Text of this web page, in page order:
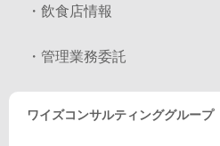
・飲食店情報
・管理業務委託
ワイズコンサルティンググループ